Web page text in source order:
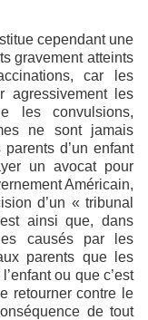
cependant une
gravement atteints
car les
agressivement les
les convulsions,
ne sont jamais
d’un enfant
un avocat pour
Américain,
d’un « tribunal
ainsi que, dans
causés par les
parents que les
ou que c’est
retourner contre le
de tout